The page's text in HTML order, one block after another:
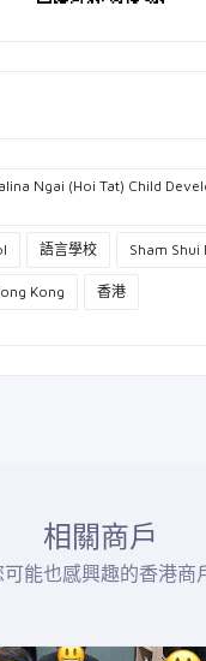
Ngai (Hoi Tat) Child
語言學校 Sham Shui
Kong 香港
相關商戶
可能也感興趣的香港商